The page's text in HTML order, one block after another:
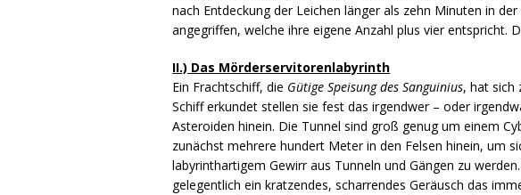
nach Entdeckung der Leichen länger als zehn Minuten in
angegriffen, welche ihre eigene Anzahl plus vier
II.) Das Mörderservitorenlabyrinth
Ein Frachtschiff, die Gütige Speisung des Sanguinius, hat sich
Schiff erkundet stellen sie fest das irgendwer – oder
Asteroiden hinein. Die Tunnel sind groß genug um einem
zunächst mehrere hundert Meter in den Felsen hinein, um
labyrinthartigem Gewirr aus Tunneln und Gängen zu
gelegentlich ein kratzendes, scharrendes Geräusch das